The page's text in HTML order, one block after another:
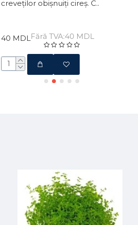
creveților obișnuiți cireș. C..
40 MDL Fără TVA:40 MDL